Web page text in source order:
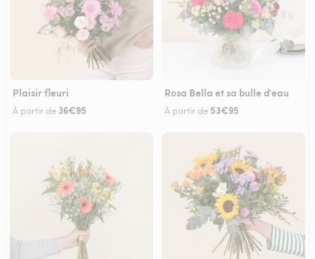
Plaisir fleuri
À partir de 36€95
Rosa Bella et sa bulle d'eau
À partir de 53€95